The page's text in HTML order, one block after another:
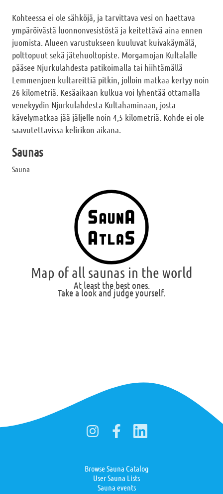
Kohteessa ei ole sähköjä, ja tarvittava vesi on haettava
ympäröivästä luonnonvesistöstä ja keitettävä aina ennen
juomista. Alueen varustukseen kuuluvat kuivakäymälä,
polttopuut sekä jätehuoltopiste. Morgamojan Kultalalle
pääsee Njurkulahdesta patikoimalla tai hiihtämällä
Lemmenjoen kultareittiä pitkin, jolloin matkaa kertyy noin
26 kilometriä. Kesäaikaan kulkua voi lyhentää ottamalla
venekyydin Njurkulahdesta Kultahaminaan, josta
kävelymatkaa jää jäljelle noin 4,5 kilometriä. Kohde ei ole
saavutettavissa kelirikon aikana.
Saunas
Sauna
Map of all saunas in the world
At least the best ones.
Take a look and judge yourself.
Browse Sauna Catalog
User Sauna Lists
Sauna events